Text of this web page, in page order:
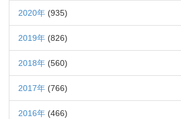
2020年 (935)
2019年 (826)
2018年 (560)
2017年 (766)
2016年 (466)